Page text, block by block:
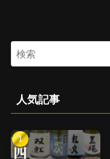
人気記事